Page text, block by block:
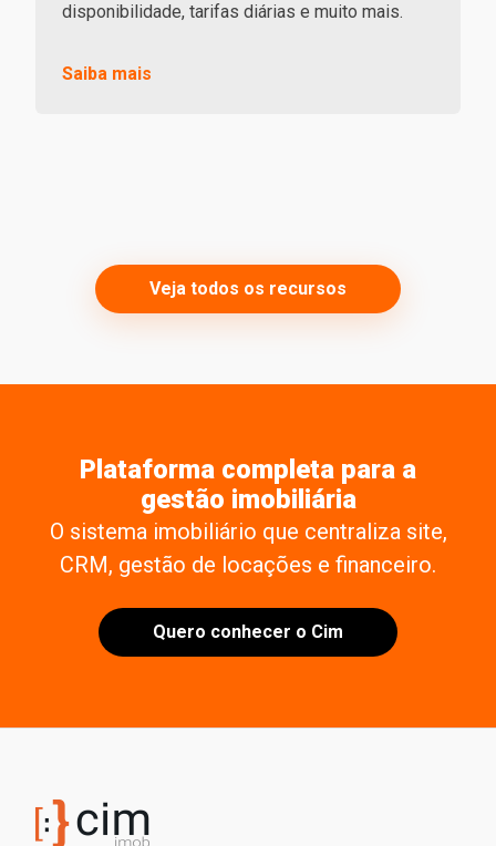
disponibilidade, tarifas diárias e muito mais.
Saiba mais
Veja todos os recursos
Plataforma completa para a
gestão imobiliária
O sistema imobiliário que centraliza site,
CRM, gestão de locações e financeiro.
Quero conhecer o Cim